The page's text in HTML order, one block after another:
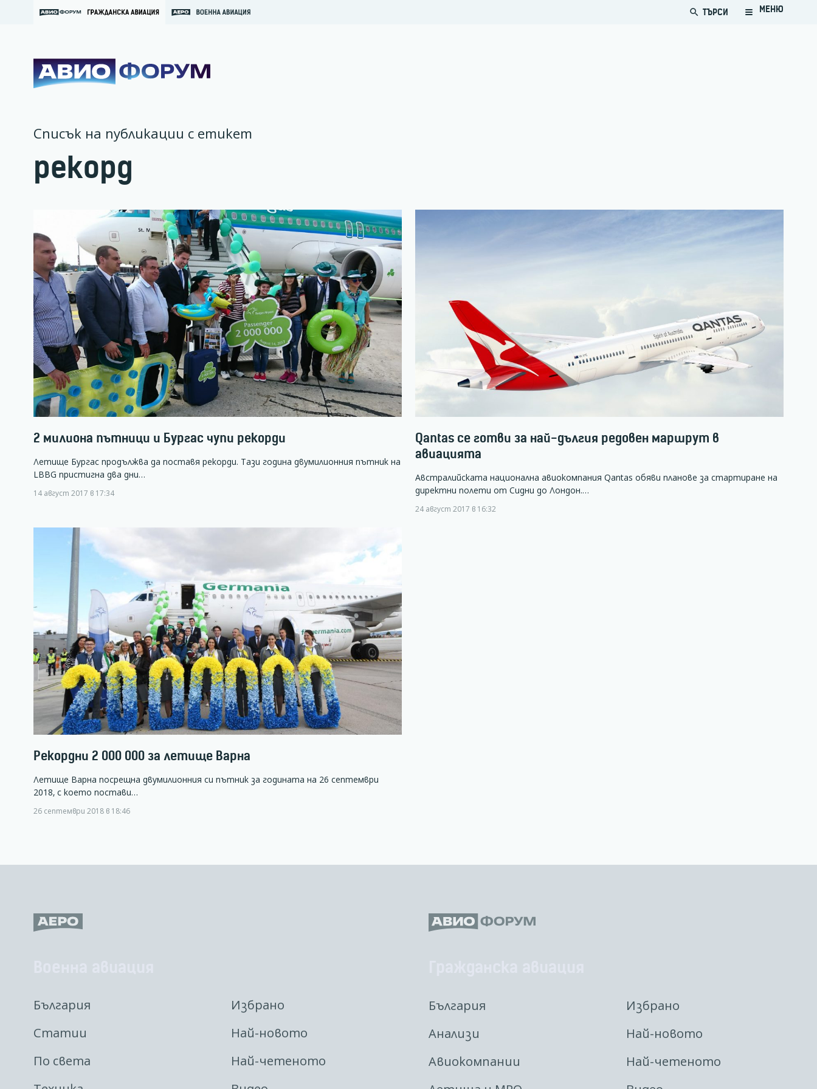
search ТЪРСИ МЕНЮ
Списък на публикации с етикет
рекорд
2 милиона пътници и Бургас чупи рекорди
Летище Бургас продължва да поставя рекорди. Тази година двумилионния пътник на
LBBG пристигна два дни…
14 август 2017 в 17:34
Qantas се готви за най-дългия редовен маршрут в
авиацията
Австралийската национална авиокомпания Qantas обяви планове за стартиране на
директни полети от Сидни до Лондон.…
24 август 2017 в 16:32
Рекордни 2 000 000 за летище Варна
Летище Варна посрещна двумилионния си пътник за годината на 26 септември
2018, с което постави…
26 септември 2018 в 18:46
България
Статии
По света
Избрано
Най-новото
Най-четеното
България
Анализи
Авиокомпании
Избрано
Най-новото
Най-четеното